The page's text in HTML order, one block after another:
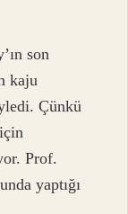
son
kaju
Çünkü
Prof.
yaptığı